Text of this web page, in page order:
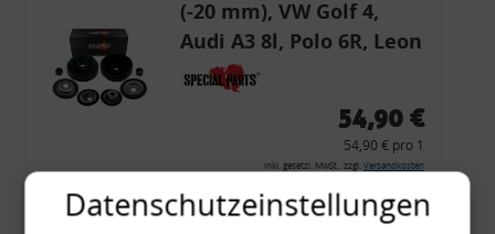
(-20 mm), VW Golf 4,
Audi A3 8l, Polo 6R, Leon
54,90 €
54,90 € pro 1
inkl. gesetzl. MwSt., zzgl. Versandkosten
Merkzettel
Datenschutzeinstellungen